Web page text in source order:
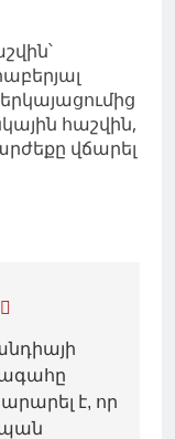
հաշվին,
վճարել
է, որ